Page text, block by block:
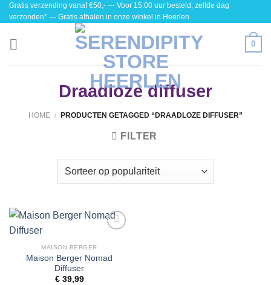
Skip
to
content
Gratis verzending vanaf €50,- --- Voor 15:00 uur besteld, zelfde dag
verzonden* --- Gratis afhalen in onze winkel in Heerlen
0
Draadloze diffuser
HOME / PRODUCTEN GETAGGED “DRAADLOZE DIFFUSER”
FILTER
wenslijst
MAISON BERGER
Maison Berger Nomad
Diffuser
€39,99